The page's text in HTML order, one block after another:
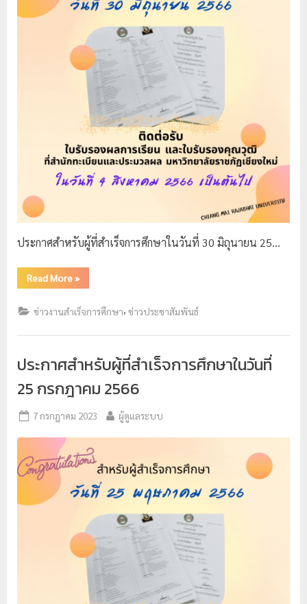
ประกาศสำหรับผู้ที่สำเร็จการศึกษาในวันที่ 30 มิถุนายน 25…
Read More»
ข่าวงานสำเร็จการศึกษา,ข่าวประชาสัมพันธ์
ประกาศสำหรับผู้ที่สำเร็จการศึกษาในวันที่
25 กรกฎาคม 2566
7 กรกฎาคม 2023 ผู้ดูแลระบบ